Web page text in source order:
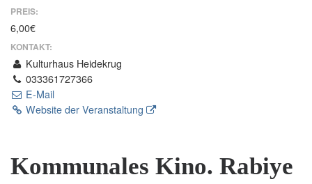
PREIS:
6,00€
KONTAKT:
Kulturhaus Heidekrug
033361727366
E-Mail
Website der Veranstaltung
Kommunales Kino. Rabiye